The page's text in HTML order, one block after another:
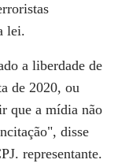
lei.
a liberdade de
de 2020, ou
que a mídia não
disse
representante.